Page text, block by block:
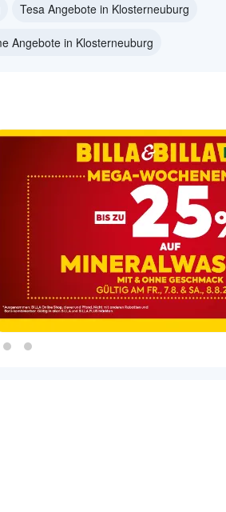
Tesa Angebote in Klosterneuburg
Angebote in Klosterneuburg